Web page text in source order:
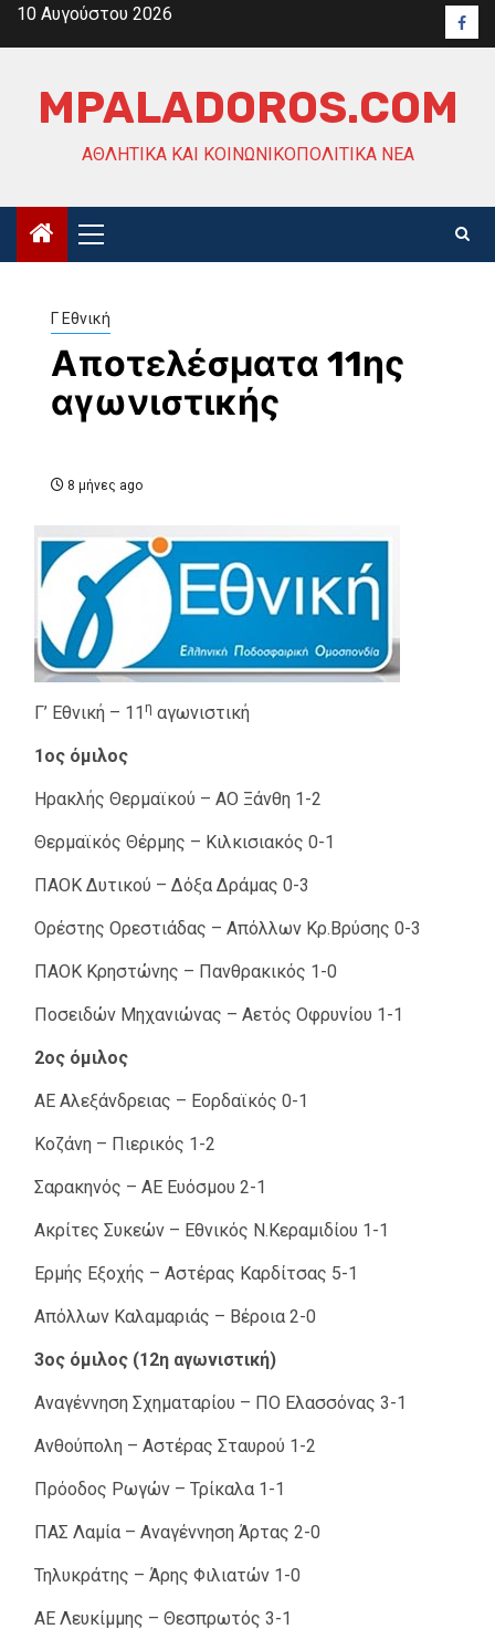
Skip10 Αυγούστου 2026
MPALADOROS.COM
ΑΘΛΗΤΙΚΆ ΚΑΙ ΚΟΙΝΩΝΙΚΟΠΟΛΙΤΙΚΆ ΝΈΑ
Primary
Menu
Γ Εθνική
Αποτελέσματα 11ης
αγωνιστικής
8 μήνες ago
Γ’ Εθνική – 11 η αγωνιστική
1ος όμιλος
Ηρακλής Θερμαϊκού – ΑΟ Ξάνθη 1-2
Θερμαϊκός Θέρμης – Κιλκισιακός 0-1
ΠΑΟΚ Δυτικού – Δόξα Δράμας 0-3
Ορέστης Ορεστιάδας – Απόλλων Κρ.Βρύσης 0-3
ΠΑΟΚ Κρηστώνης – Πανθρακικός 1-0
Ποσειδών Μηχανιώνας – Αετός Οφρυνίου 1-1
2ος όμιλος
ΑΕ Αλεξάνδρειας – Εορδαϊκός 0-1
Κοζάνη – Πιερικός 1-2
Σαρακηνός – ΑΕ Ευόσμου 2-1
Ακρίτες Συκεών – Εθνικός Ν.Κεραμιδίου 1-1
Ερμής Εξοχής – Αστέρας Καρδίτσας 5-1
Απόλλων Καλαμαριάς – Βέροια 2-0
3ος όμιλος (12η αγωνιστική)
Αναγέννηση Σχηματαρίου – ΠΟ Ελασσόνας 3-1
Ανθούπολη – Αστέρας Σταυρού 1-2
Πρόοδος Ρωγών – Τρίκαλα 1-1
ΠΑΣ Λαμία – Αναγέννηση Άρτας 2-0
Τηλυκράτης – Άρης Φιλιατών 1-0
ΑΕ Λευκίμμης – Θεσπρωτός 3-1